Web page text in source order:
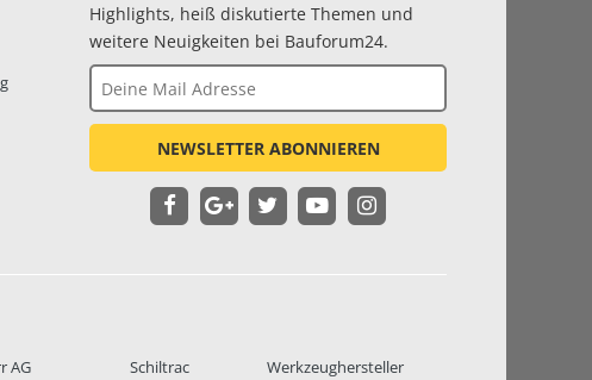
Highlights, heiß diskutierte Themen und
weitere Neuigkeiten bei Bauforum24.
NEWSLETTER ABONNIEREN
AG
Schiltrac
Werkzeughersteller